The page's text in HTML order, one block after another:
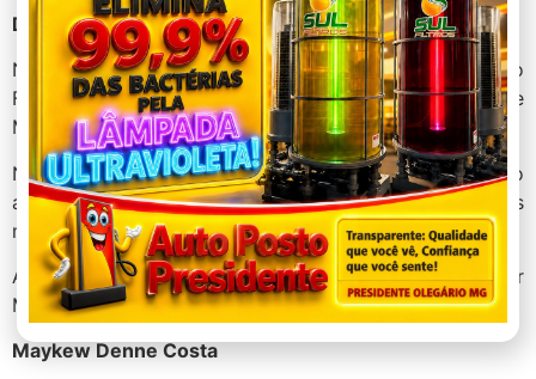
Deputada Estadual Ludmila Falcão
Natural de Patos de Minas, Ludmila Fonseca Azevedo
Falcão é advogada, empresária e deputada estadual de
Minas Gerais.
Na Assembleia Legislativa, atua em pautas ligadas ao
agronegócio, empreendedorismo, saúde, defesa das
mulheres, famílias atípicas e primeira infância.
A homenagem foi proposta e entregue pelo vereador
Marcão.
Maykew Denne Costa